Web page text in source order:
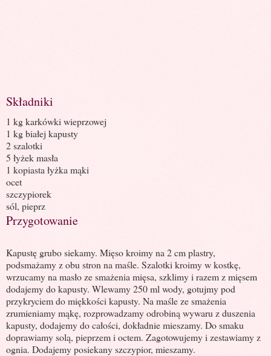
Składniki
1 kg karkówki wieprzowej
1 kg białej kapusty
2 szalotki
5 łyżek masła
1 kopiasta łyżka mąki
ocet
szczypiorek
sól, pieprz
Przygotowanie
Kapustę grubo siekamy. Mięso kroimy na 2 cm plastry,
podsmażamy z obu stron na maśle. Szalotki kroimy w kostkę,
wrzucamy na masło ze smażenia mięsa, szklimy i razem z mięsem
dodajemy do kapusty. Wlewamy 250 ml wody, gotujmy pod
przykryciem do miękkości kapusty. Na maśle ze smażenia
zrumieniamy mąkę, rozprowadzamy odrobiną wywaru z duszenia
kapusty, dodajemy do całości, dokładnie mieszamy. Do smaku
doprawiamy solą, pieprzem i octem. Zagotowujemy i zestawiamy z
ognia. Dodajemy posiekany szczypior, mieszamy.